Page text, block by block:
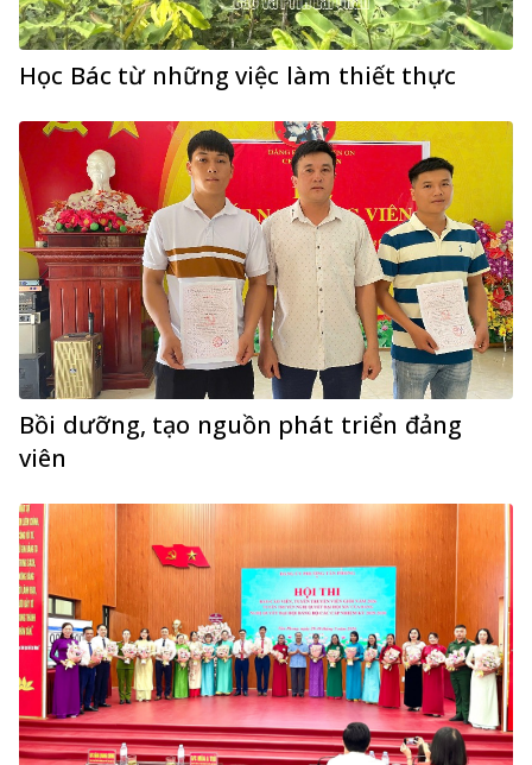
Học Bác từ những việc làm thiết thực
Bồi dưỡng, tạo nguồn phát triển đảng
viên